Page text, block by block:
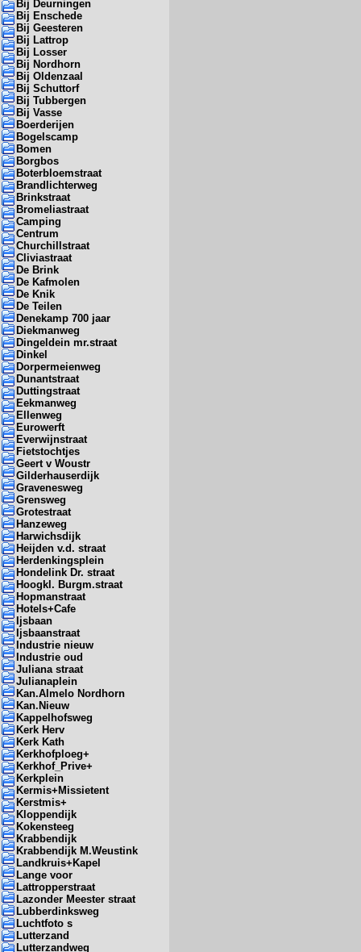
Bij Deurningen
Bij Enschede
Bij Geesteren
Bij Lattrop
Bij Losser
Bij Nordhorn
Bij Oldenzaal
Bij Schuttorf
Bij Tubbergen
Bij Vasse
Boerderijen
Bogelscamp
Bomen
Borgbos
Boterbloemstraat
Brandlichterweg
Brinkstraat
Bromeliastraat
Camping
Centrum
Churchillstraat
Cliviastraat
De Brink
De Kafmolen
De Knik
De Teilen
Denekamp 700 jaar
Diekmanweg
Dingeldein mr.straat
Dinkel
Dorpermeienweg
Dunantstraat
Duttingstraat
Eekmanweg
Ellenweg
Eurowerft
Everwijnstraat
Fietstochtjes
Geert v Woustr
Gilderhauserdijk
Gravenesweg
Grensweg
Grotestraat
Hanzeweg
Harwichsdijk
Heijden v.d. straat
Herdenkingsplein
Hondelink Dr. straat
Hoogkl. Burgm.straat
Hopmanstraat
Hotels+Cafe
Ijsbaan
Ijsbaanstraat
Industrie nieuw
Industrie oud
Juliana straat
Julianaplein
Kan.Almelo Nordhorn
Kan.Nieuw
Kappelhofsweg
Kerk Herv
Kerk Kath
Kerkhofploeg+
Kerkhof_Prive+
Kerkplein
Kermis+Missietent
Kerstmis+
Kloppendijk
Kokensteeg
Krabbendijk
Krabbendijk M.Weustink
Landkruis+Kapel
Lange voor
Lattropperstraat
Lazonder Meester straat
Lubberdinksweg
Luchtfoto s
Lutterzand
Lutterzandweg